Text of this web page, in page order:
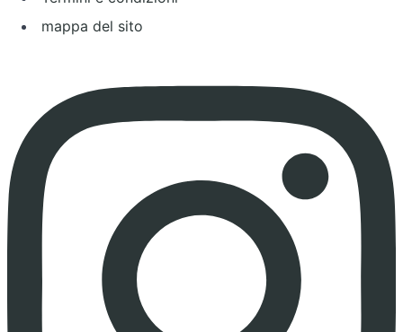
mappa del sito